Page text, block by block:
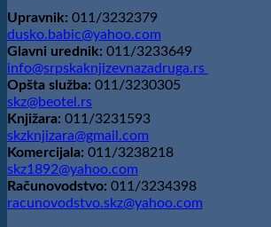
Upravnik: 011/3232379
dusko.babic@yahoo.com
Glavni urednik: 011/3233649
info@srpskaknjizevnazadruga.rs
Opšta služba: 011/3230305
skz@beotel.rs
Knjižara: 011/3231593
skzknjizara@gmail.com
Komercijala: 011/3238218
skz1892@yahoo.com
Računovodstvo: 011/3234398
racunovodstvo.skz@yahoo.com